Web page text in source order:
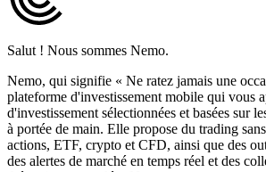
Salut ! Nous sommes Nemo.
Nemo, qui signifie « Ne ratez jamais une
plateforme d'investissement mobile qui vous
d'investissement sélectionnées et basées sur
à portée de main. Elle propose du trading
actions, ETF, crypto et CFD, ainsi que des
des alertes de marché en temps réel et des